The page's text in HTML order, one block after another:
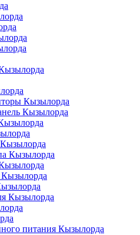
Кызылорда
Кызылорда
Кызылорда
Кызылорда
питания Кызылорда